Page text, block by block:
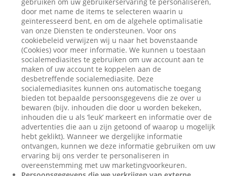
door met name de items te selecteren waarin u
geïnteresseerd bent, en om de algehele optimalisatie
van onze Diensten te ondersteunen. Voor ons
cookiebeleid verwijzen wij u naar het bovenstaande
(Cookies) voor meer informatie. We kunnen u toestaan
socialemediasites te gebruiken om uw account aan te
maken of uw account te koppelen aan de
desbetreffende socialemediasite. Deze
socialemediasites kunnen ons automatische toegang
bieden tot bepaalde persoonsgegevens die ze over u
bewaren (bijv. inhouden die door u worden bekeken,
inhouden die u als ‘leuk’ markeert en informatie over de
advertenties die aan u zijn getoond of waarop u mogelijk
hebt geklikt). Wanneer we dergelijke informatie
ontvangen, kunnen we deze informatie gebruiken om uw
ervaring bij ons verder te personaliseren in
overeenstemming met uw marketingvoorkeuren.